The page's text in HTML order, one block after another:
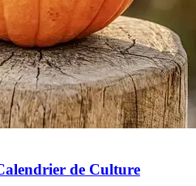
de Culture